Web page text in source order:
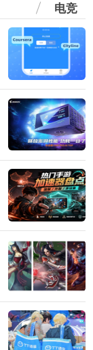
电竞